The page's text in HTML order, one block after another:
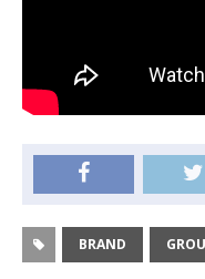
BRAND GROU